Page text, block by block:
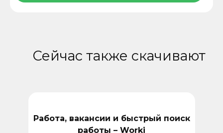
Сейчас также скачивают
Работа, вакансии и быстрый поиск
работы – Worki